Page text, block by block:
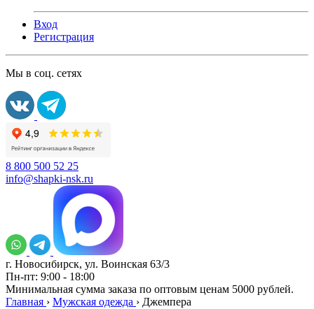
Вход
Регистрация
Мы в соц. сетях
8 800 500 52 25
info@shapki-nsk.ru
г. Новосибирск, ул. Воинская 63/3
Пн-пт: 9:00 - 18:00
Минимальная сумма заказа по оптовым ценам 5000 рублей.
Главная › Мужская одежда › Джемпера